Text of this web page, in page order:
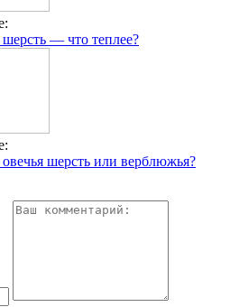
— что теплее?
шерсть или верблюжья?